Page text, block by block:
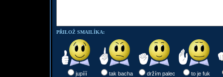
PŘILOŽ SMAILÍKA:
jupííí tak bacha držím palec
to je fuk